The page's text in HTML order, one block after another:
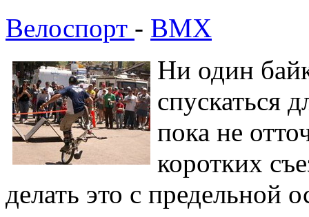
Велоспорт - ВМХ
Ни один
спускаться
пока не
коротких
делать это с предельной